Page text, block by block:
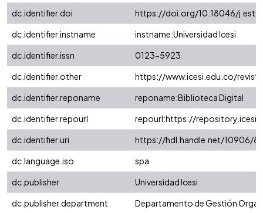
dc.identifier.doi
https://doi.org/10.18046/
dc.identifier.instname
instname:Universidad Icesi
dc.identifier.issn
0123-5923
dc.identifier.other
https://www.icesi.edu.co/
dc.identifier.reponame
reponame:Biblioteca Digital
dc.identifier.repourl
repourl:https://
dc.identifier.uri
https://hdl.handle.net/10906/
dc.language.iso
spa
dc.publisher
Universidad Icesi
dc.publisher.department
Departamento de Gestión